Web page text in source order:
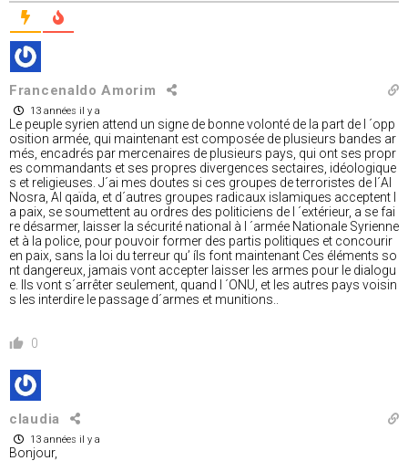
Francenaldo Amorim
13 années il y a
Le peuple syrien attend un signe de bonne volonté de la part de l ´opp
osition armée, qui maintenant est composée de plusieurs bandes ar
més, encadrés par mercenaires de plusieurs pays, qui ont ses propr
es commandants et ses propres divergences sectaires, idéologique
s et religieuses. J´ai mes doutes si ces groupes de terroristes de l´Al
Nosra, Al qaïda, et d´autres groupes radicaux islamiques acceptent l
a paix, se soumettent au ordres des politiciens de l ´extérieur, a se fai
re désarmer, laisser la sécurité national à l ´armée Nationale Syrienne
et à la police, pour pouvoir former des partis politiques et concourir
en paix, sans la loi du terreur qu’ íls font maintenant Ces éléments so
nt dangereux, jamais vont accepter laisser les armes pour le dialogu
e. Ils vont s´arrêter seulement, quand l ´ONU, et les autres pays voisin
s les interdire le passage d´armes et munitions..
0
claudia
13 années il y a
Bonjour,